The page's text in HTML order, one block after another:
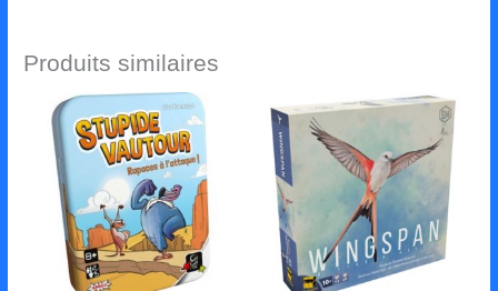
Produits similaires